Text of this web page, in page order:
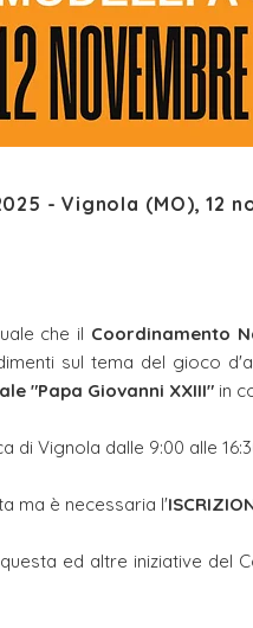
- Vignola (MO), 12
che il Coordinamento
sul tema del gioco
"Papa Giovanni XXIII" in
di Vignola dalle 9:00 alle
ma è necessaria l'
ed altre iniziative del